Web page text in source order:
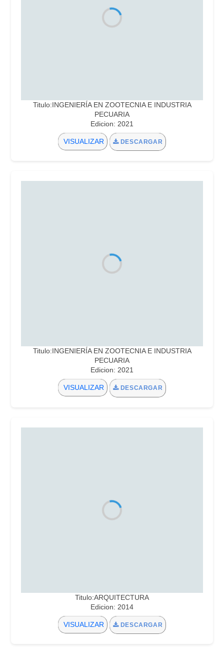
Titulo:INGENIERÍA EN ZOOTECNIA E INDUSTRIA
PECUARIA
Edicion: 2021
VISUALIZAR DESCARGAR
Titulo:INGENIERÍA EN ZOOTECNIA E INDUSTRIA
PECUARIA
Edicion: 2021
VISUALIZAR DESCARGAR
Titulo:ARQUITECTURA
Edicion: 2014
VISUALIZAR DESCARGAR